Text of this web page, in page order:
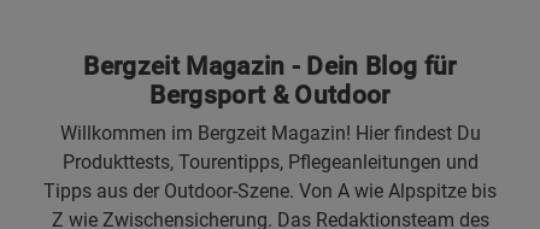
Bergzeit Magazin - Dein Blog für
Bergsport & Outdoor
Willkommen im Bergzeit Magazin! Hier findest Du
Produkttests, Tourentipps, Pflegeanleitungen und
Tipps aus der Outdoor-Szene. Von A wie Alpspitze bis
Z wie Zwischensicherung. Das Redaktionsteam des